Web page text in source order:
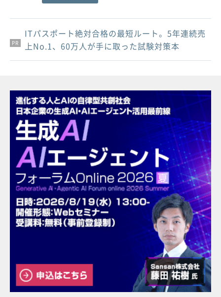
PR
PR
PR
ITパスポート絶対合格の最短ルート。5年連続売
上No.1、60万人が手に取った試験対策本